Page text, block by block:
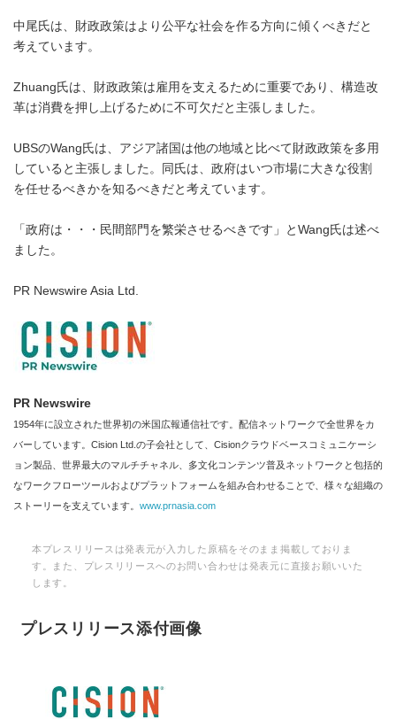
中尾氏は、財政政策はより公平な社会を作る方向に傾くべきだと
考えています。
Zhuang氏は、財政政策は雇用を支えるために重要であり、構造改
革は消費を押し上げるために不可欠だと主張しました。
UBSのWang氏は、アジア諸国は他の地域と比べて財政政策を多用
していると主張しました。同氏は、政府はいつ市場に大きな役割
を任せるべきかを知るべきだと考えています。
「政府は・・・民間部門を繁栄させるべきです」とWang氏は述べ
ました。
PR Newswire Asia Ltd.
PR Newswire
1954年に設立された世界初の米国広報通信社です。配信ネットワークで全世界をカ
バーしています。Cision Ltd.の子会社として、Cisionクラウドベースコミュニケーシ
ョン製品、世界最大のマルチチャネル、多文化コンテンツ普及ネットワークと包括的
なワークフローツールおよびプラットフォームを組み合わせることで、様々な組織の
ストーリーを支えています。 www.prnasia.com
本プレスリリースは発表元が入力した原稿をそのまま掲載しておりま
す。また、プレスリリースへのお問い合わせは発表元に直接お願いいた
します。
プレスリリース添付画像